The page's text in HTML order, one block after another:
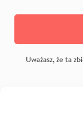
Uważasz, że ta